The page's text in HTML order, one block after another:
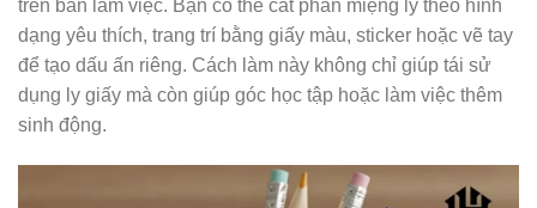
trên bàn làm việc. Bạn có thể cắt phần miệng ly theo hình
dạng yêu thích, trang trí bằng giấy màu, sticker hoặc vẽ tay
để tạo dấu ấn riêng. Cách làm này không chỉ giúp tái sử
dụng ly giấy mà còn giúp góc học tập hoặc làm việc thêm
sinh động.